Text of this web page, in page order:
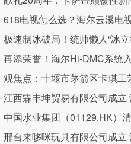
618电视怎么选？海尔云溪电
极速制冰破局！统帅懒人“冰
再添荣誉！海尔Hi-DMC系统
观焦点：十堰市茅箭区卡琪
江西霖丰坤贸易有限公司成立
中国水业集团（01129.HK）
邢台来哆咪玩具有限公司成